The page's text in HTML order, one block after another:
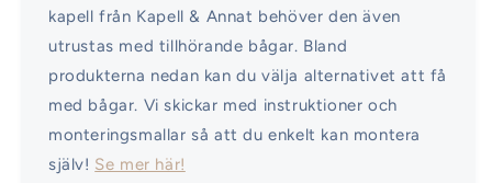
kapell från Kapell & Annat behöver den även
utrustas med tillhörande bågar. Bland
produkterna nedan kan du välja alternativet att få
med bågar. Vi skickar med instruktioner och
monteringsmallar så att du enkelt kan montera
själv! Se mer här!